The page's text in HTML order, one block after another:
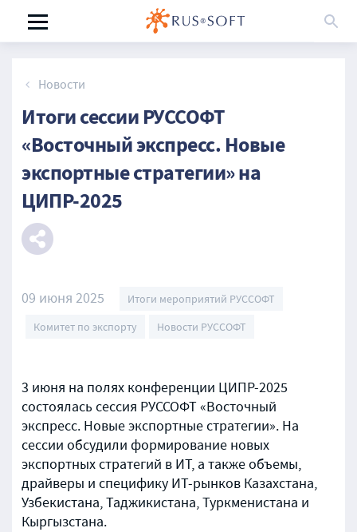
Новости
Итоги сессии РУССОФТ
«Восточный экспресс. Новые
экспортные стратегии» на
ЦИПР-2025
09 июня 2025
Итоги мероприятий РУССОФТ
Комитет по экспорту
Новости РУССОФТ
3 июня на полях конференции ЦИПР-2025
состоялась сессия РУССОФТ «Восточный
экспресс. Новые экспортные стратегии». На
сессии обсудили формирование новых
экспортных стратегий в ИТ, а также объемы,
драйверы и специфику ИТ-рынков Казахстана,
Узбекистана, Таджикистана, Туркменистана и
Кыргызстана.